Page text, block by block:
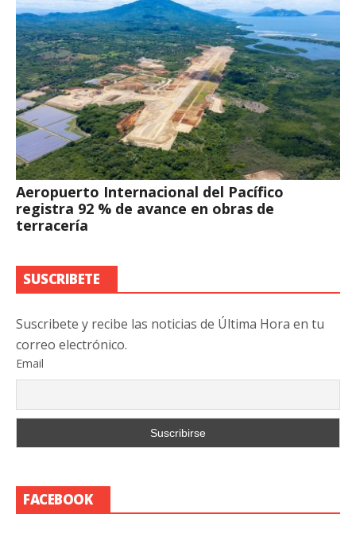
Aeropuerto Internacional del Pacífico
registra 92 % de avance en obras de
terracería
SUSCRIBETE
Suscribete y recibe las noticias de Última Hora en tu
correo electrónico.
Email
FACEBOOK